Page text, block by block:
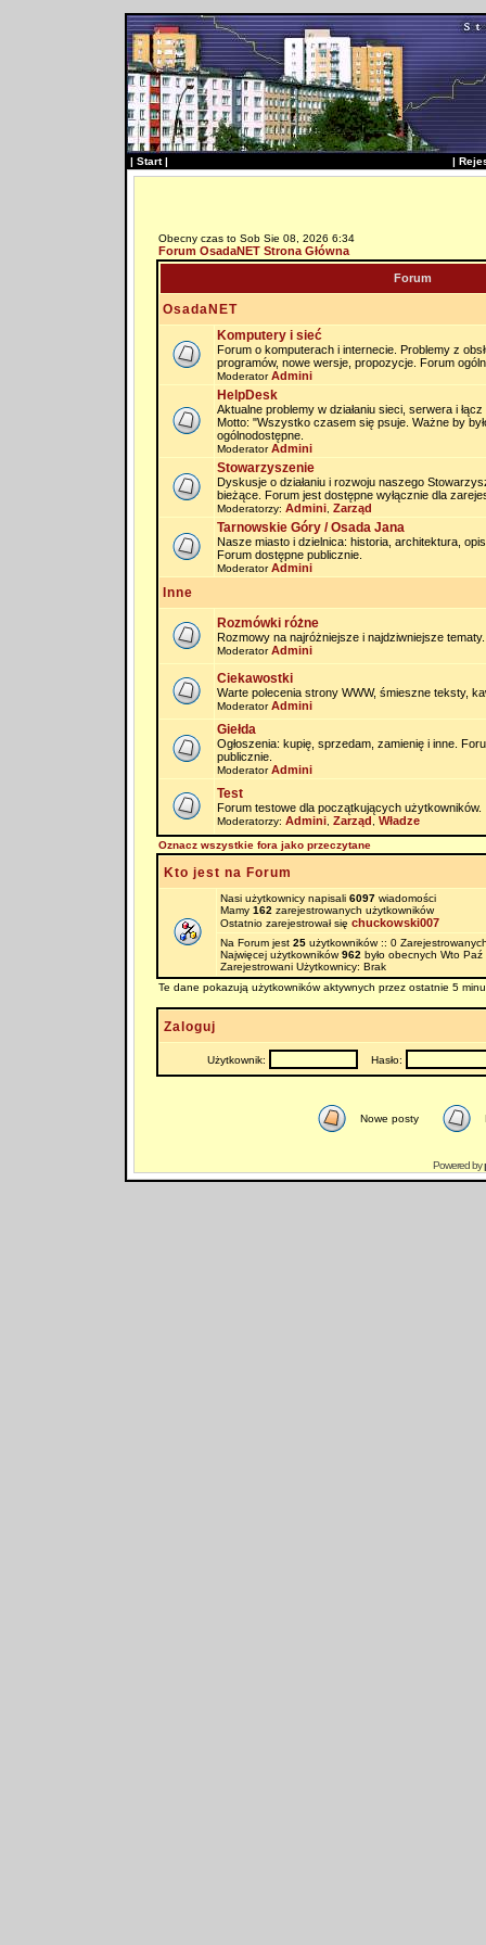
| Start| |
Obecny czas to Sob Sie 08, 2026 6:34
Forum OsadaNET Strona Główna
Forum
OsadaNET
Komputery i sieć
Forum o komputerach i internecie. Problemy z
programów, nowe wersje, propozycje. Forum
ModeratorAdmini
HelpDesk
Aktualne problemy w działaniu sieci, serwera i
Motto: "Wszystko czasem się psuje. Ważne by
ogólnodostępne.
ModeratorAdmini
Stowarzyszenie
Dyskusje o działaniu i rozwoju naszego
bieżące. Forum jest dostępne wyłącznie dla
Moderatorzy: Admini, Zarząd
Tarnowskie Góry / Osada Jana
Nasze miasto i dzielnica: historia, architektura,
Forum dostępne publicznie.
ModeratorAdmini
Inne
Rozmówki różne
Rozmowy na najróżniejsze i najdziwniejsze tematy.
ModeratorAdmini
Ciekawostki
Warte polecenia strony WWW, śmieszne teksty,
ModeratorAdmini
Giełda
Ogłoszenia: kupię, sprzedam, zamienię i inne.
publicznie.
ModeratorAdmini
Test
Forum testowe dla początkujących użytkowników.
Moderatorzy: Admini, Zarząd Władze
Oznacz wszystkie fora jako przeczytane
Kto jest na Forum
Nasi użytkownicy napisali 6097wiadomości
Mamy 162 zarejestrowanych użytkowników
Ostatnio zarejestrował się chuckowski007
Na Forum jest 25użytkowników :: 0
Najwięcej użytkowników962 było obecnych Wto
Zarejestrowani Użytkownicy: Brak
Te dane pokazują użytkowników aktywnych przez ostatnie 5
Zaloguj
Użytkownik: Hasło:
Nowe posty
Powered by